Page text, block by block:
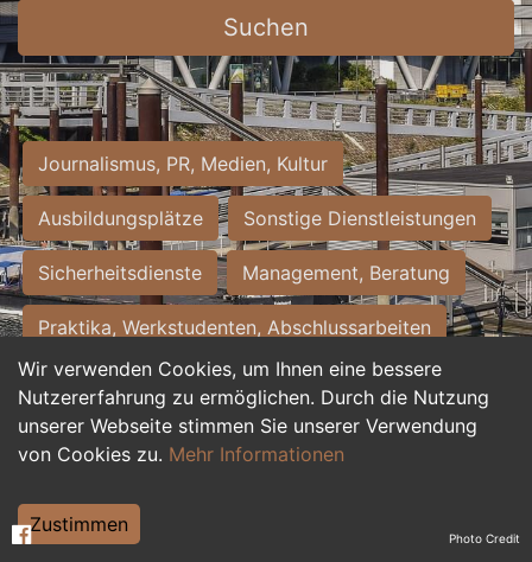
Wir verwenden Cookies, um Ihnen eine bessere
Nutzererfahrung zu ermöglichen. Durch die Nutzung
unserer Webseite stimmen Sie unserer Verwendung
von Cookies zu. Mehr Informationen
Zustimmen
Suchen
Journalismus, PR, Medien, Kultur
Ausbildungsplätze Sonstige Dienstleistungen
Sicherheitsdienste Management, Beratung
Praktika, Werkstudenten, Abschlussarbeiten
Personalwesen Assistenz, Sekretariat
Hilfskräfte, Aushilfs- und Nebenjobs
Weiterbildung, Studium, duale Ausbildung Photo Credit